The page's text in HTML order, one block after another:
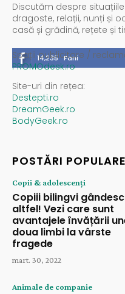
Discutăm despre
dragoste, relații, nunți și
casă și grădină, rețete și
14,235 Fani
Spații publicitare /
PROMOdesk.ro
Site-uri din rețea:
Destepti.ro
DreamGeek.ro
BodyGeek.ro
POSTĂRI POPULARE
Copii & adolescenți
Copiii bilingvi gândesc
altfel! Vezi care sunt
avantajele învățării
doua limbi la vârste
fragede
mart. 30, 2022
Animale de companie